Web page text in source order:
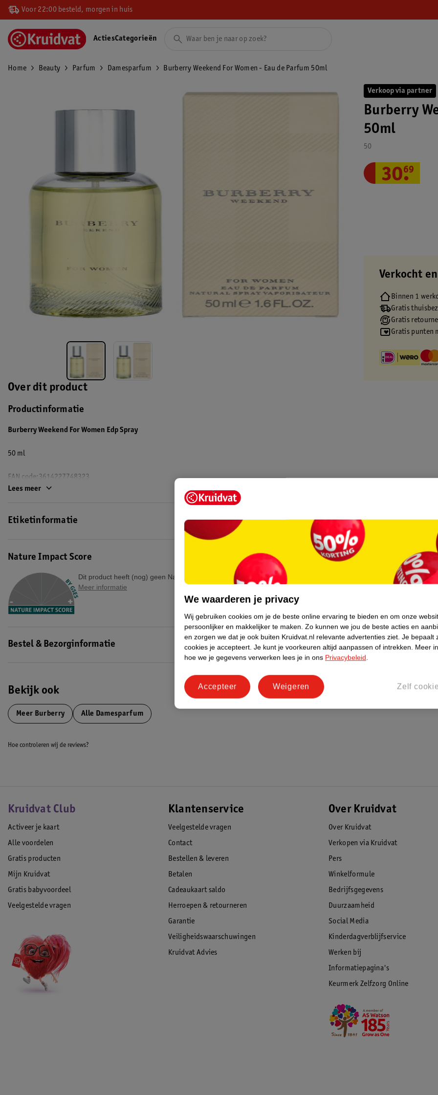
Voor 22:00 besteld, morgen in huis
ActiesCategorieën
Home Beauty Parfum Damesparfum Burberry Weekend For Women - Eau de Parfum 50ml
Over dit product
Productinformatie
Burberry Weekend For Women Edp Spray
50 ml
EAN code:3614227748323
Lees meer
Etiketinformatie
Nature Impact Score
Dit product heeft (nog) geen Nature Impact Score.
Meer informatie
Bestel & Bezorginformatie
Bekijk ook
Meer Burberry Alle Damesparfum
Verkoop via partner
Burberry
50ml
50
30.
69
Verkocht
Binnen 1
Gratis
Gratis
Gratis punten
Hoe controleren wij de reviews?
Kruidvat Club
Activeer je kaart
Alle voordelen
Gratis producten
Mijn Kruidvat
Gratis babyvoordeel
Veelgestelde vragen
Klantenservice
Veelgestelde vragen
Contact
Bestellen & leveren
Betalen
Cadeaukaart saldo
Herroepen & retourneren
Garantie
Veiligheidswaarschuwingen
Kruidvat Advies
Over Kruidvat
Over Kruidvat
Verkopen via Kruidvat
Pers
Winkelformule
Bedrijfsgegevens
Duurzaamheid
Social Media
Kinderdagverblijfservice
Werken bij
Informatiepagina's
Keurmerk Zelfzorg Online
We waarderen je privacy
Wij gebruiken cookies om je de beste online ervaring te bieden en om onze
persoonlijker en makkelijker te maken. Zo kunnen we jou de beste acties en
en zorgen we dat je ook buiten Kruidvat.nl relevante advertenties ziet. Je bepaalt
cookies je accepteert. Je kunt je voorkeuren altijd aanpassen of intrekken. Meer
hoe we je gegevens verwerken lees je in ons Privacybeleid.
Zelf
Weigeren
Accepteer